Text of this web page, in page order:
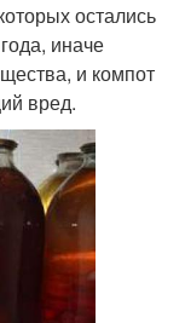
остались
иначе
и компот
вред.